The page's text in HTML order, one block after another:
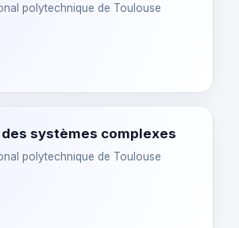
polytechnique de Toulouse
systèmes complexes
polytechnique de Toulouse